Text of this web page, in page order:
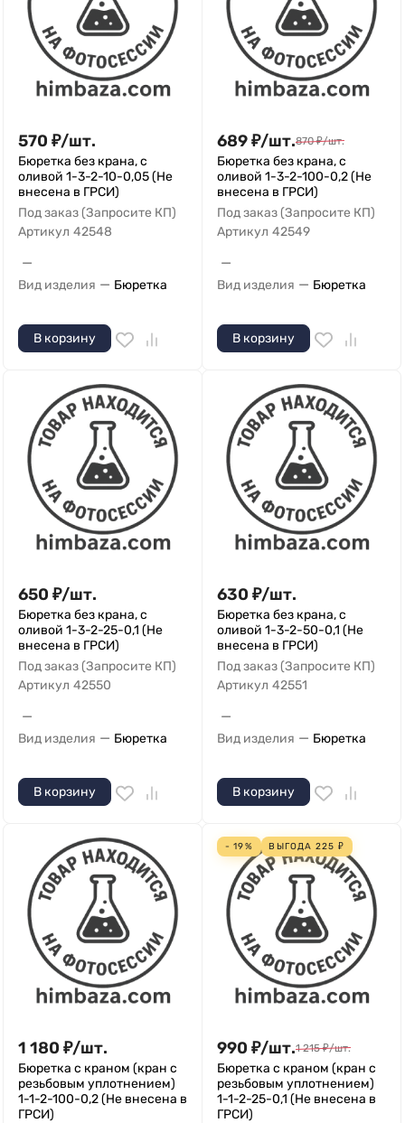
570 ₽/шт.
Бюретка без крана, с
оливой 1-3-2-10-0,05 (Не
внесена в ГРСИ)
Под заказ (Запросите КП)
Артикул 42548
—
Вид изделия — Бюретка
В корзину
689₽/шт.870 ₽/шт.
Бюретка без крана, с
оливой 1-3-2-100-0,2 (Не
внесена в ГРСИ)
Под заказ (Запросите КП)
Артикул 42549
—
Вид изделия — Бюретка
В корзину
650 ₽/шт.
Бюретка без крана, с
оливой 1-3-2-25-0,1 (Не
внесена в ГРСИ)
Под заказ (Запросите КП)
Артикул 42550
—
Вид изделия — Бюретка
В корзину
630 ₽/шт.
Бюретка без крана, с
оливой 1-3-2-50-0,1 (Не
внесена в ГРСИ)
Под заказ (Запросите КП)
Артикул 42551
—
Вид изделия — Бюретка
В корзину
1 180 ₽/шт.
Бюретка с краном (кран с
резьбовым уплотнением)
1-1-2-100-0,2 (Не внесена в
ГРСИ)
- 19% ВЫГОДА 225 ₽
990 ₽/шт.1 215 ₽/шт.
Бюретка с краном (кран с
резьбовым уплотнением)
1-1-2-25-0,1 (Не внесена в
ГРСИ)